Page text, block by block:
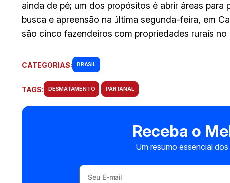
ainda de pé; um dos propósitos é abrir áreas
busca e apreensão na última segunda-feira, em
são cinco fazendeiros com propriedades rurais no
CATEGORIAS: BRASIL
TAGS: DESMATAMENTO PANTANAL
Receba o
Um resumo essencial